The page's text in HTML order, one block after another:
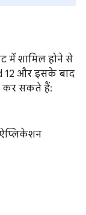
में शामिल होने से
12 और इसके बाद
कर सकते हैं: